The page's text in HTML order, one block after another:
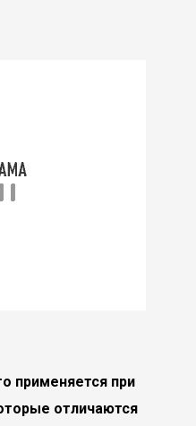
применяется при
отличаются